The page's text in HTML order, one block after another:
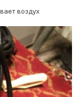
воздух